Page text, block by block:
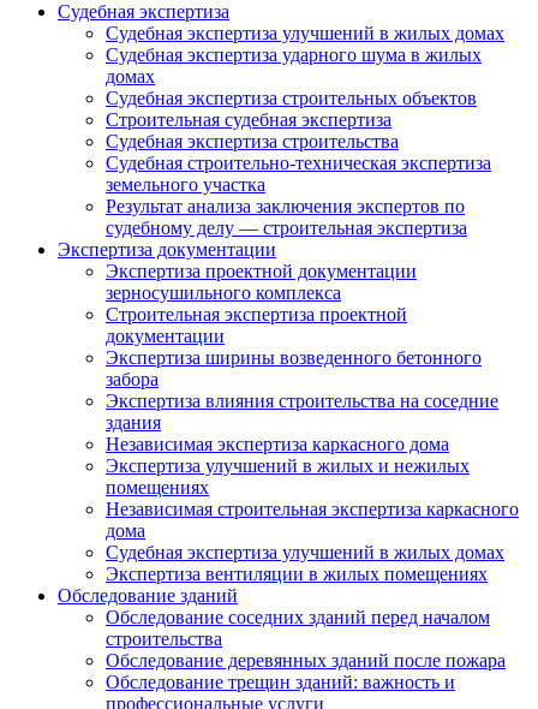
Судебная экспертиза
Судебная экспертиза улучшений в жилых домах
Судебная экспертиза ударного шума в жилых
домах
Судебная экспертиза строительных объектов
Строительная судебная экспертиза
Судебная экспертиза строительства
Судебная строительно-техническая экспертиза
земельного участка
Результат анализа заключения экспертов по
судебному делу — строительная экспертиза
Экспертиза документации
Экспертиза проектной документации
зерносушильного комплекса
Строительная экспертиза проектной
документации
Экспертиза ширины возведенного бетонного
забора
Экспертиза влияния строительства на соседние
здания
Независимая экспертиза каркасного дома
Экспертиза улучшений в жилых и нежилых
помещениях
Независимая строительная экспертиза каркасного
дома
Судебная экспертиза улучшений в жилых домах
Экспертиза вентиляции в жилых помещениях
Обследование зданий
Обследование соседних зданий перед началом
строительства
Обследование деревянных зданий после пожара
Обследование трещин зданий: важность и
профессиональные услуги